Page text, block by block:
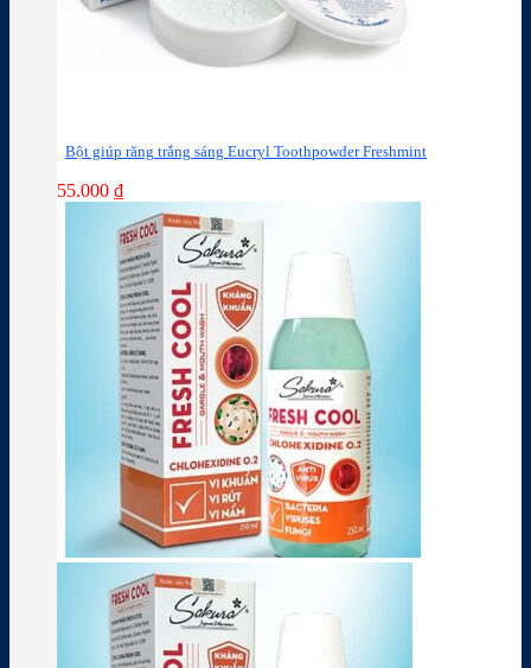
Bột giúp răng trắng sáng Eucryl Toothpowder Freshmint
55.000 ₫